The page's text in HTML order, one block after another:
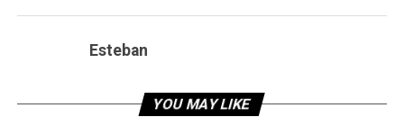
Esteban
YOU MAY LIKE